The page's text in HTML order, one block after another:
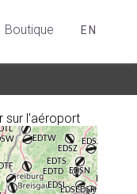
Boutique EN
sur l'aéroport